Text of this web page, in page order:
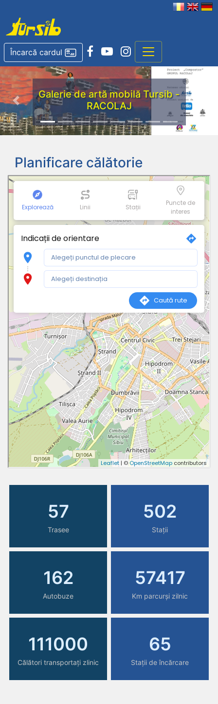
Încarcă cardul
Galerie de artă mobilă Tursib -
RACOLAJ
Previous
Planificare călătorie
57
Trasee
502
Stații
162
Autobuze
57417
Km parcurși zilnic
111000
Călători transportați zlinic
65
Stații de încărcare